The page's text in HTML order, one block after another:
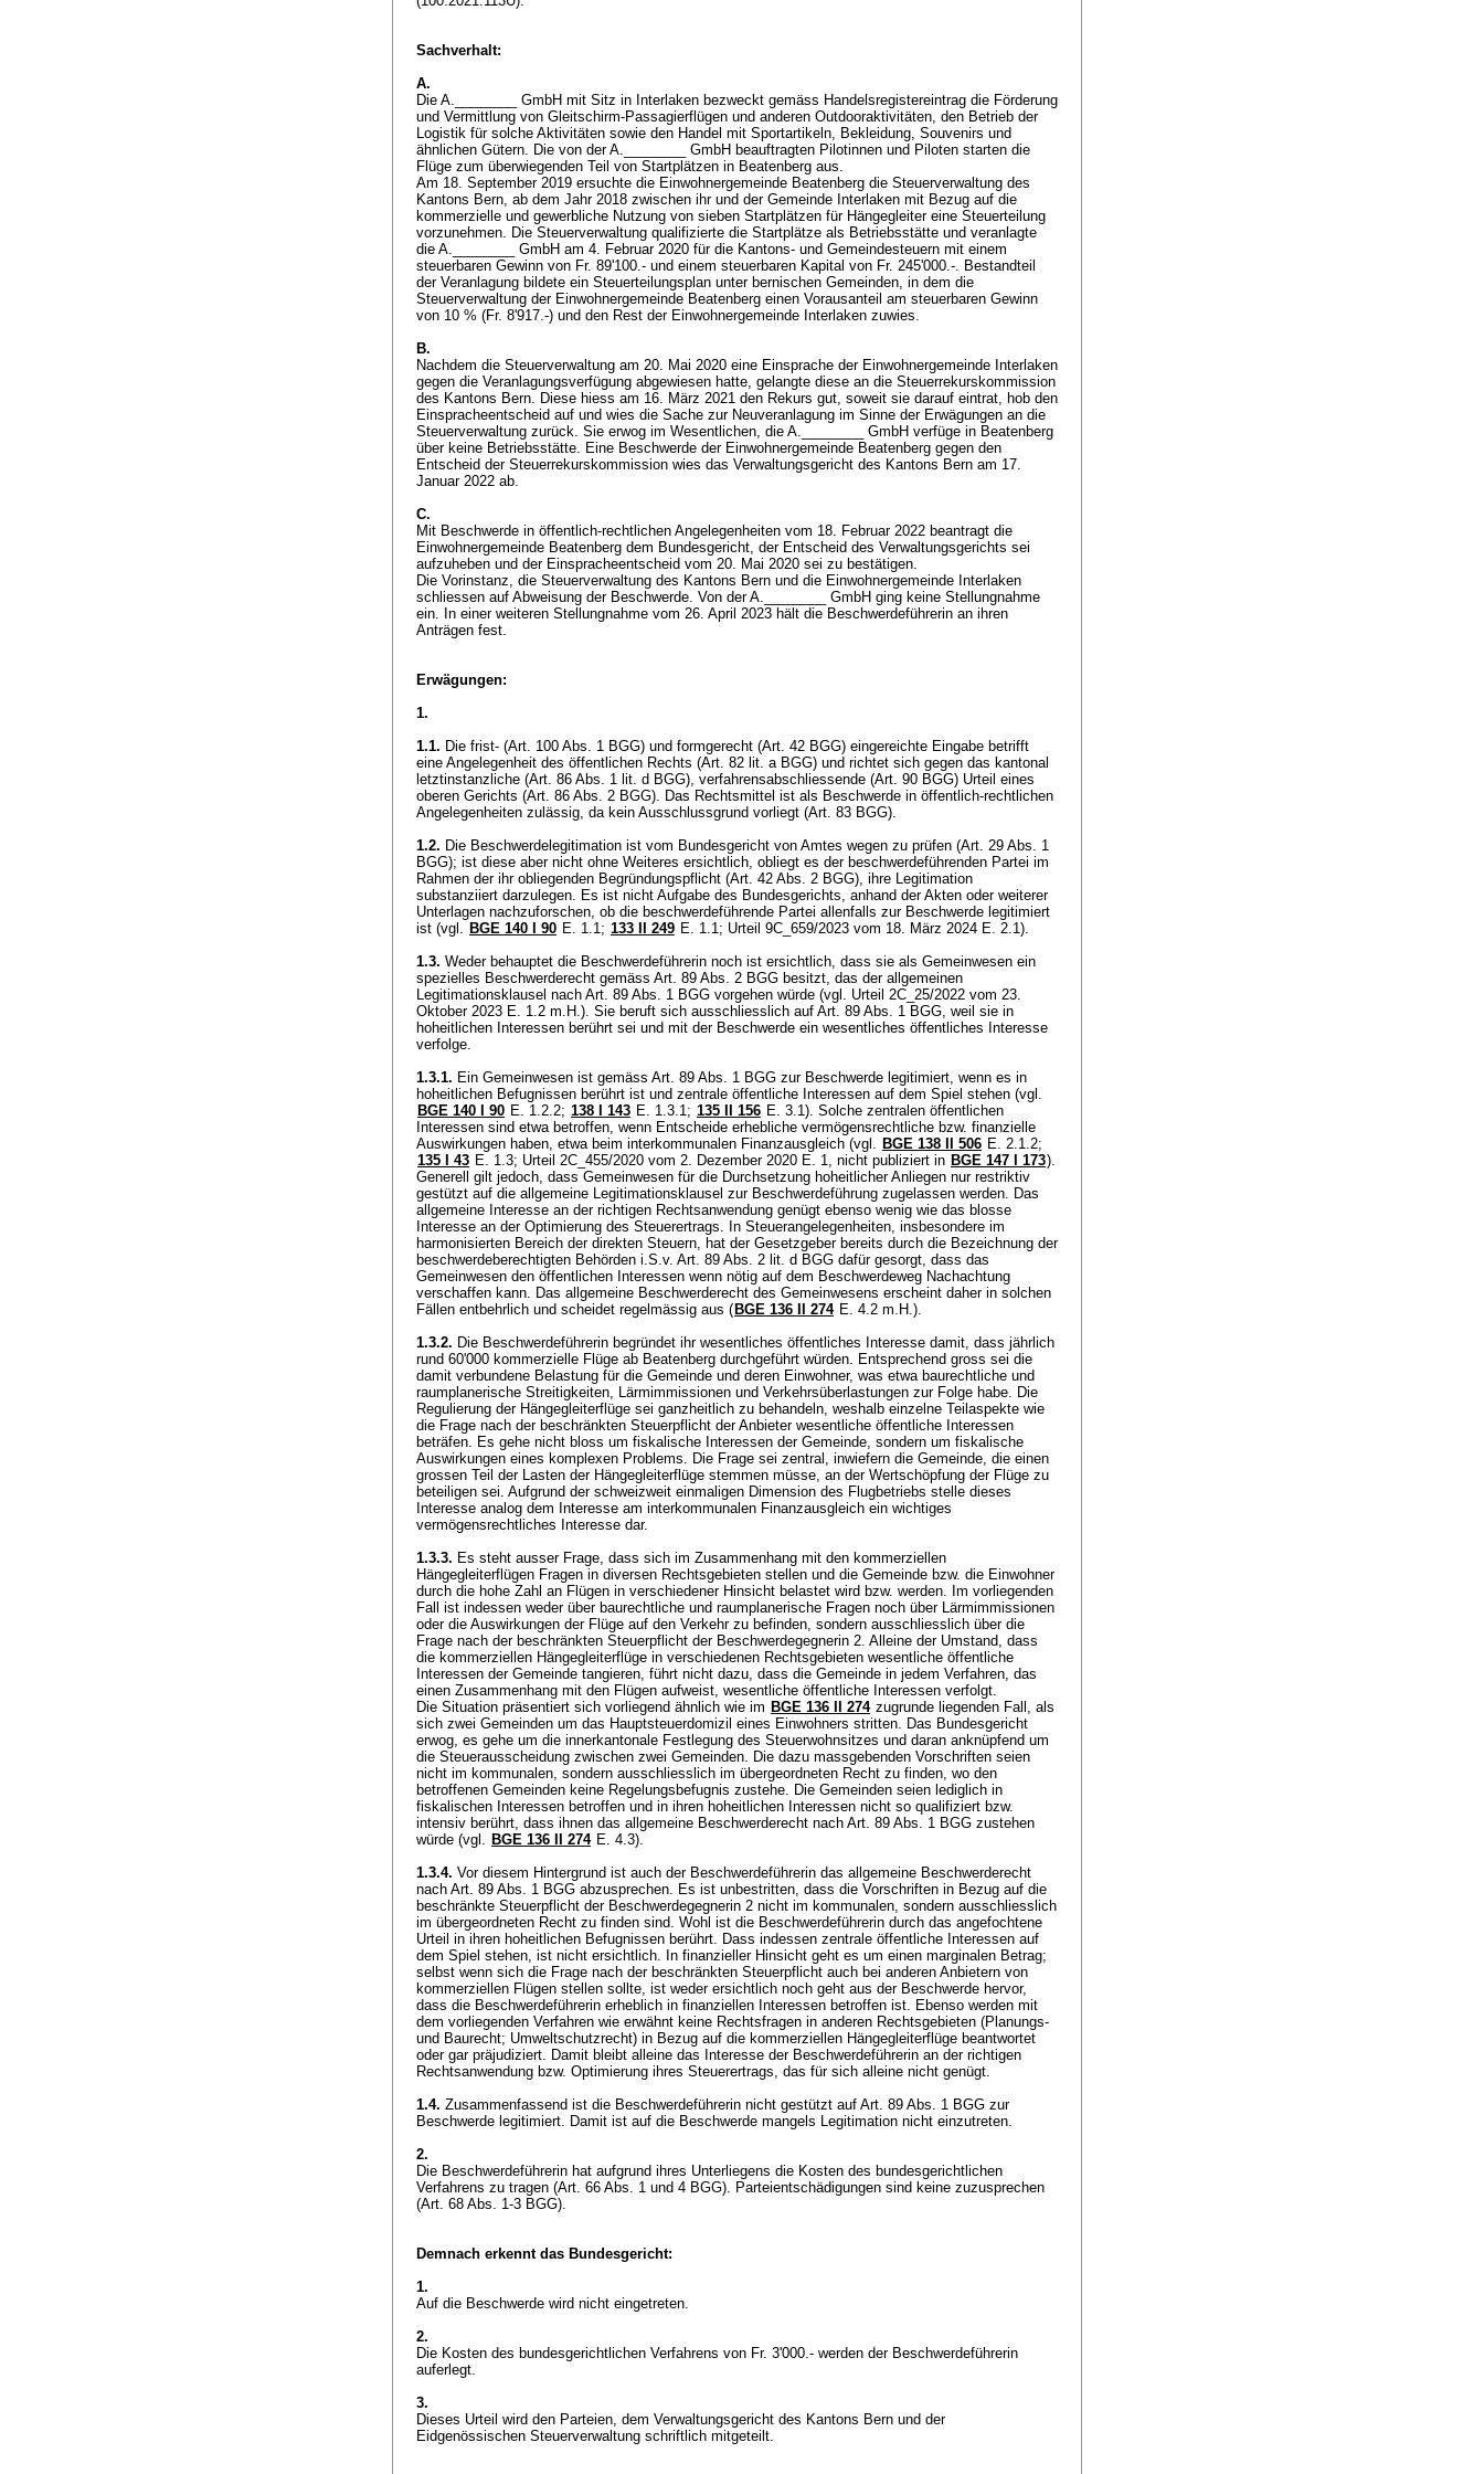
Sachverhalt:
A.
Die A.________ GmbH mit Sitz in Interlaken bezweckt gemäss Handelsregistereintrag die Förderung
und Vermittlung von Gleitschirm-Passagierflügen und anderen Outdooraktivitäten, den Betrieb der
Logistik für solche Aktivitäten sowie den Handel mit Sportartikeln, Bekleidung, Souvenirs und
ähnlichen Gütern. Die von der A.________ GmbH beauftragten Pilotinnen und Piloten starten die
Flüge zum überwiegenden Teil von Startplätzen in Beatenberg aus.
Am 18. September 2019 ersuchte die Einwohnergemeinde Beatenberg die Steuerverwaltung des
Kantons Bern, ab dem Jahr 2018 zwischen ihr und der Gemeinde Interlaken mit Bezug auf die
kommerzielle und gewerbliche Nutzung von sieben Startplätzen für Hängegleiter eine Steuerteilung
vorzunehmen. Die Steuerverwaltung qualifizierte die Startplätze als Betriebsstätte und veranlagte
die A.________ GmbH am 4. Februar 2020 für die Kantons- und Gemeindesteuern mit einem
steuerbaren Gewinn von Fr. 89'100.- und einem steuerbaren Kapital von Fr. 245'000.-. Bestandteil
der Veranlagung bildete ein Steuerteilungsplan unter bernischen Gemeinden, in dem die
Steuerverwaltung der Einwohnergemeinde Beatenberg einen Vorausanteil am steuerbaren Gewinn
von 10 % (Fr. 8'917.-) und den Rest der Einwohnergemeinde Interlaken zuwies.
B.
Nachdem die Steuerverwaltung am 20. Mai 2020 eine Einsprache der Einwohnergemeinde Interlaken
gegen die Veranlagungsverfügung abgewiesen hatte, gelangte diese an die Steuerrekurskommission
des Kantons Bern. Diese hiess am 16. März 2021 den Rekurs gut, soweit sie darauf eintrat, hob den
Einspracheentscheid auf und wies die Sache zur Neuveranlagung im Sinne der Erwägungen an die
Steuerverwaltung zurück. Sie erwog im Wesentlichen, die A.________ GmbH verfüge in Beatenberg
über keine Betriebsstätte. Eine Beschwerde der Einwohnergemeinde Beatenberg gegen den
Entscheid der Steuerrekurskommission wies das Verwaltungsgericht des Kantons Bern am 17.
Januar 2022 ab.
C.
Mit Beschwerde in öffentlich-rechtlichen Angelegenheiten vom 18. Februar 2022 beantragt die
Einwohnergemeinde Beatenberg dem Bundesgericht, der Entscheid des Verwaltungsgerichts sei
aufzuheben und der Einspracheentscheid vom 20. Mai 2020 sei zu bestätigen.
Die Vorinstanz, die Steuerverwaltung des Kantons Bern und die Einwohnergemeinde Interlaken
schliessen auf Abweisung der Beschwerde. Von der A.________ GmbH ging keine Stellungnahme
ein. In einer weiteren Stellungnahme vom 26. April 2023 hält die Beschwerdeführerin an ihren
Anträgen fest.
Erwägungen:
1.
1.1. Die frist- (Art. 100 Abs. 1 BGG) und formgerecht (Art. 42 BGG) eingereichte Eingabe betrifft
eine Angelegenheit des öffentlichen Rechts (Art. 82 lit. a BGG) und richtet sich gegen das kantonal
letztinstanzliche (Art. 86 Abs. 1 lit. d BGG), verfahrensabschliessende (Art. 90 BGG) Urteil eines
oberen Gerichts (Art. 86 Abs. 2 BGG). Das Rechtsmittel ist als Beschwerde in öffentlich-rechtlichen
Angelegenheiten zulässig, da kein Ausschlussgrund vorliegt (Art. 83 BGG).
1.2. Die Beschwerdelegitimation ist vom Bundesgericht von Amtes wegen zu prüfen (Art. 29 Abs. 1
BGG); ist diese aber nicht ohne Weiteres ersichtlich, obliegt es der beschwerdeführenden Partei im
Rahmen der ihr obliegenden Begründungspflicht (Art. 42 Abs. 2 BGG), ihre Legitimation
substanziiert darzulegen. Es ist nicht Aufgabe des Bundesgerichts, anhand der Akten oder weiterer
Unterlagen nachzuforschen, ob die beschwerdeführende Partei allenfalls zur Beschwerde legitimiert
ist (vgl. BGE 140 I 90 E. 1.1; 133 II 249 E. 1.1; Urteil 9C_659/2023 vom 18. März 2024 E. 2.1).
1.3. Weder behauptet die Beschwerdeführerin noch ist ersichtlich, dass sie als Gemeinwesen ein
spezielles Beschwerderecht gemäss Art. 89 Abs. 2 BGG besitzt, das der allgemeinen
Legitimationsklausel nach Art. 89 Abs. 1 BGG vorgehen würde (vgl. Urteil 2C_25/2022 vom 23.
Oktober 2023 E. 1.2 m.H.). Sie beruft sich ausschliesslich auf Art. 89 Abs. 1 BGG, weil sie in
hoheitlichen Interessen berührt sei und mit der Beschwerde ein wesentliches öffentliches Interesse
verfolge.
1.3.1. Ein Gemeinwesen ist gemäss Art. 89 Abs. 1 BGG zur Beschwerde legitimiert, wenn es in
hoheitlichen Befugnissen berührt ist und zentrale öffentliche Interessen auf dem Spiel stehen (vgl.
BGE 140 I 90 E. 1.2.2; 138 I 143 E. 1.3.1; 135 II 156 E. 3.1). Solche zentralen öffentlichen
Interessen sind etwa betroffen, wenn Entscheide erhebliche vermögensrechtliche bzw. finanzielle
Auswirkungen haben, etwa beim interkommunalen Finanzausgleich (vgl. BGE 138 II 506 E. 2.1.2;
135 I 43 E. 1.3; Urteil 2C_455/2020 vom 2. Dezember 2020 E. 1, nicht publiziert in BGE 147 I 173).
Generell gilt jedoch, dass Gemeinwesen für die Durchsetzung hoheitlicher Anliegen nur restriktiv
gestützt auf die allgemeine Legitimationsklausel zur Beschwerdeführung zugelassen werden. Das
allgemeine Interesse an der richtigen Rechtsanwendung genügt ebenso wenig wie das blosse
Interesse an der Optimierung des Steuerertrags. In Steuerangelegenheiten, insbesondere im
harmonisierten Bereich der direkten Steuern, hat der Gesetzgeber bereits durch die Bezeichnung der
beschwerdeberechtigten Behörden i.S.v. Art. 89 Abs. 2 lit. d BGG dafür gesorgt, dass das
Gemeinwesen den öffentlichen Interessen wenn nötig auf dem Beschwerdeweg Nachachtung
verschaffen kann. Das allgemeine Beschwerderecht des Gemeinwesens erscheint daher in solchen
Fällen entbehrlich und scheidet regelmässig aus ( BGE 136 II 274 E. 4.2 m.H.).
1.3.2. Die Beschwerdeführerin begründet ihr wesentliches öffentliches Interesse damit, dass jährlich
rund 60'000 kommerzielle Flüge ab Beatenberg durchgeführt würden. Entsprechend gross sei die
damit verbundene Belastung für die Gemeinde und deren Einwohner, was etwa baurechtliche und
raumplanerische Streitigkeiten, Lärmimmissionen und Verkehrsüberlastungen zur Folge habe. Die
Regulierung der Hängegleiterflüge sei ganzheitlich zu behandeln, weshalb einzelne Teilaspekte wie
die Frage nach der beschränkten Steuerpflicht der Anbieter wesentliche öffentliche Interessen
beträfen. Es gehe nicht bloss um fiskalische Interessen der Gemeinde, sondern um fiskalische
Auswirkungen eines komplexen Problems. Die Frage sei zentral, inwiefern die Gemeinde, die einen
grossen Teil der Lasten der Hängegleiterflüge stemmen müsse, an der Wertschöpfung der Flüge zu
beteiligen sei. Aufgrund der schweizweit einmaligen Dimension des Flugbetriebs stelle dieses
Interesse analog dem Interesse am interkommunalen Finanzausgleich ein wichtiges
vermögensrechtliches Interesse dar.
1.3.3. Es steht ausser Frage, dass sich im Zusammenhang mit den kommerziellen
Hängegleiterflügen Fragen in diversen Rechtsgebieten stellen und die Gemeinde bzw. die Einwohner
durch die hohe Zahl an Flügen in verschiedener Hinsicht belastet wird bzw. werden. Im vorliegenden
Fall ist indessen weder über baurechtliche und raumplanerische Fragen noch über Lärmimmissionen
oder die Auswirkungen der Flüge auf den Verkehr zu befinden, sondern ausschliesslich über die
Frage nach der beschränkten Steuerpflicht der Beschwerdegegnerin 2. Alleine der Umstand, dass
die kommerziellen Hängegleiterflüge in verschiedenen Rechtsgebieten wesentliche öffentliche
Interessen der Gemeinde tangieren, führt nicht dazu, dass die Gemeinde in jedem Verfahren, das
einen Zusammenhang mit den Flügen aufweist, wesentliche öffentliche Interessen verfolgt.
Die Situation präsentiert sich vorliegend ähnlich wie im BGE 136 II 274 zugrunde liegenden Fall, als
sich zwei Gemeinden um das Hauptsteuerdomizil eines Einwohners stritten. Das Bundesgericht
erwog, es gehe um die innerkantonale Festlegung des Steuerwohnsitzes und daran anknüpfend um
die Steuerausscheidung zwischen zwei Gemeinden. Die dazu massgebenden Vorschriften seien
nicht im kommunalen, sondern ausschliesslich im übergeordneten Recht zu finden, wo den
betroffenen Gemeinden keine Regelungsbefugnis zustehe. Die Gemeinden seien lediglich in
fiskalischen Interessen betroffen und in ihren hoheitlichen Interessen nicht so qualifiziert bzw.
intensiv berührt, dass ihnen das allgemeine Beschwerderecht nach Art. 89 Abs. 1 BGG zustehen
würde (vgl. BGE 136 II 274 E. 4.3).
1.3.4. Vor diesem Hintergrund ist auch der Beschwerdeführerin das allgemeine Beschwerderecht
nach Art. 89 Abs. 1 BGG abzusprechen. Es ist unbestritten, dass die Vorschriften in Bezug auf die
beschränkte Steuerpflicht der Beschwerdegegnerin 2 nicht im kommunalen, sondern ausschliesslich
im übergeordneten Recht zu finden sind. Wohl ist die Beschwerdeführerin durch das angefochtene
Urteil in ihren hoheitlichen Befugnissen berührt. Dass indessen zentrale öffentliche Interessen auf
dem Spiel stehen, ist nicht ersichtlich. In finanzieller Hinsicht geht es um einen marginalen Betrag;
selbst wenn sich die Frage nach der beschränkten Steuerpflicht auch bei anderen Anbietern von
kommerziellen Flügen stellen sollte, ist weder ersichtlich noch geht aus der Beschwerde hervor,
dass die Beschwerdeführerin erheblich in finanziellen Interessen betroffen ist. Ebenso werden mit
dem vorliegenden Verfahren wie erwähnt keine Rechtsfragen in anderen Rechtsgebieten (Planungs-
und Baurecht; Umweltschutzrecht) in Bezug auf die kommerziellen Hängegleiterflüge beantwortet
oder gar präjudiziert. Damit bleibt alleine das Interesse der Beschwerdeführerin an der richtigen
Rechtsanwendung bzw. Optimierung ihres Steuerertrags, das für sich alleine nicht genügt.
1.4. Zusammenfassend ist die Beschwerdeführerin nicht gestützt auf Art. 89 Abs. 1 BGG zur
Beschwerde legitimiert. Damit ist auf die Beschwerde mangels Legitimation nicht einzutreten.
2.
Die Beschwerdeführerin hat aufgrund ihres Unterliegens die Kosten des bundesgerichtlichen
Verfahrens zu tragen (Art. 66 Abs. 1 und 4 BGG). Parteientschädigungen sind keine zuzusprechen
(Art. 68 Abs. 1-3 BGG).
Demnach erkennt das Bundesgericht:
1.
Auf die Beschwerde wird nicht eingetreten.
2.
Die Kosten des bundesgerichtlichen Verfahrens von Fr. 3'000.- werden der Beschwerdeführerin
auferlegt.
3.
Dieses Urteil wird den Parteien, dem Verwaltungsgericht des Kantons Bern und der
Eidgenössischen Steuerverwaltung schriftlich mitgeteilt.